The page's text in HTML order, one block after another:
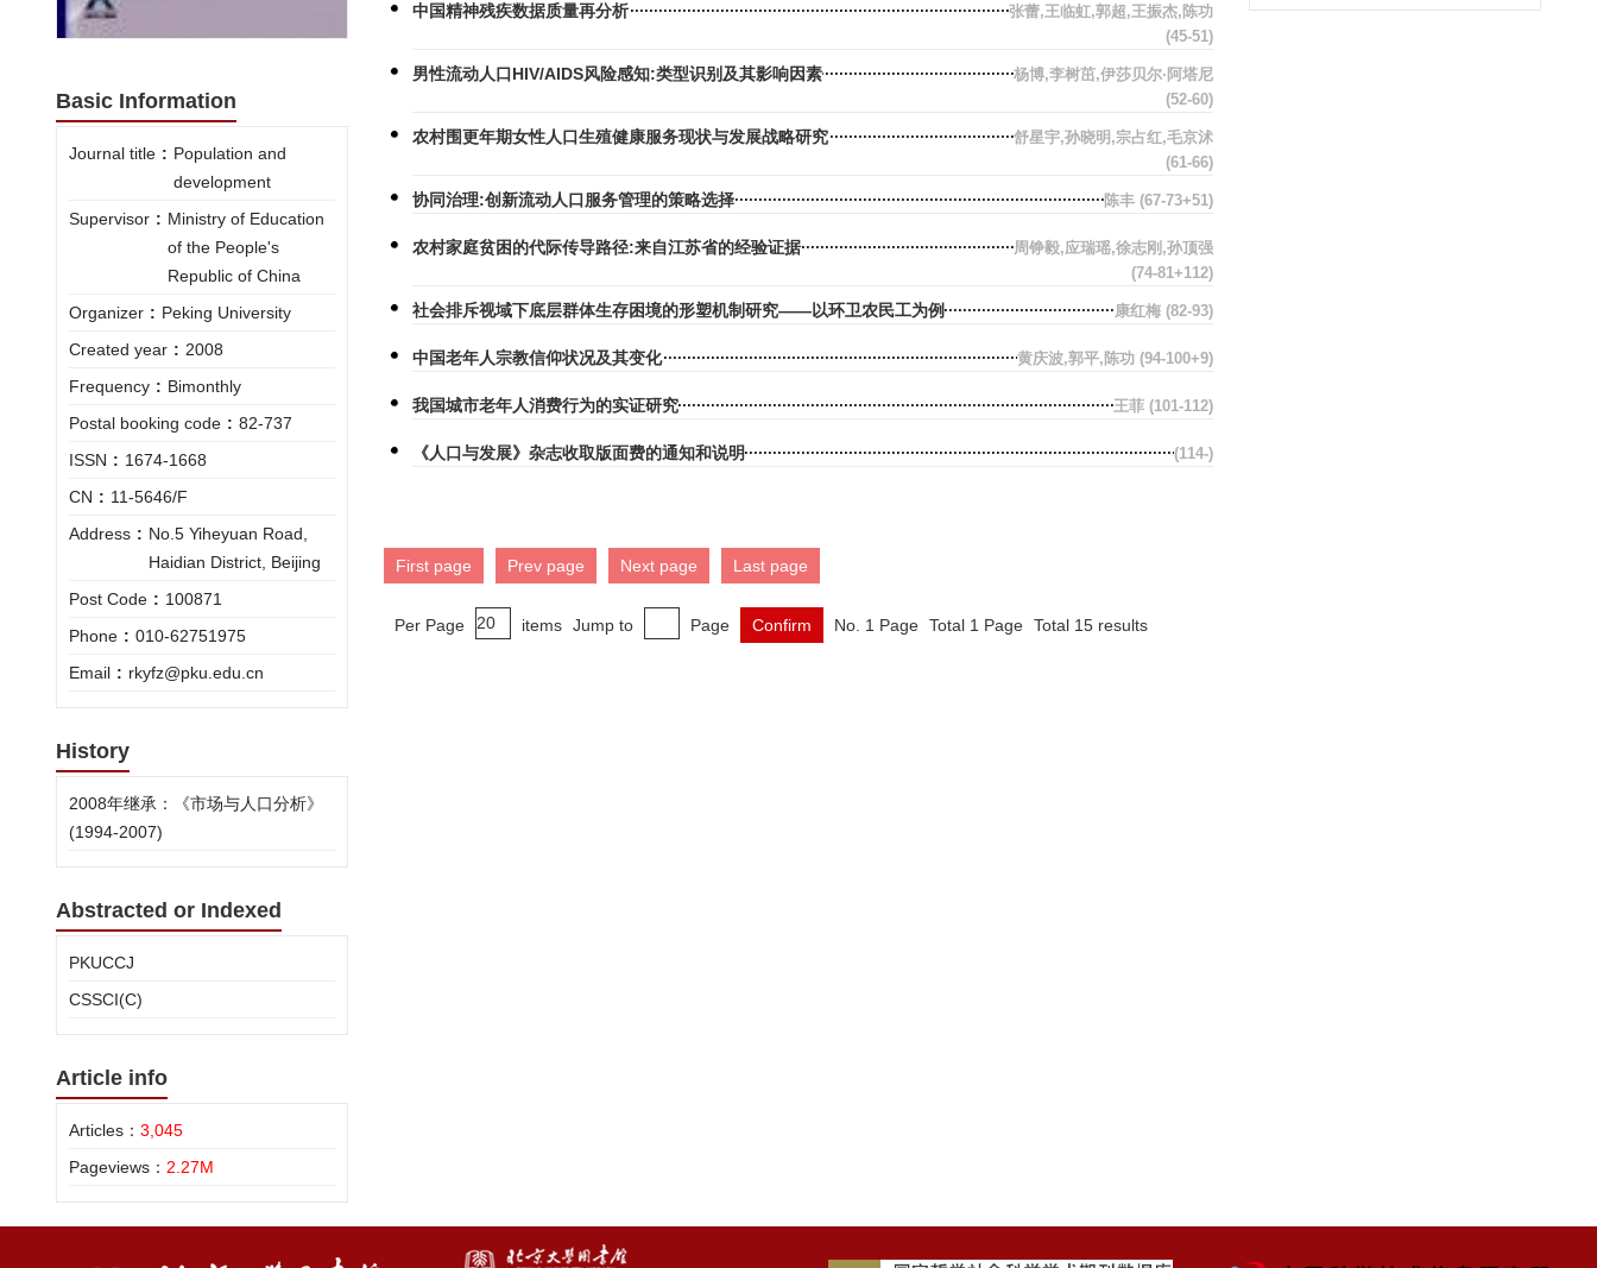
Basic Information
Journal title : Population and
development
Supervisor : Ministry of Education
of the People's
Republic of China
Organizer : Peking University
Created year : 2008
Frequency : Bimonthly
Postal booking code : 82-737
ISSN : 1674-1668
CN : 11-5646/F
Address : No.5 Yiheyuan Road,
Haidian District, Beijing
Post Code : 100871
Phone : 010-62751975
Email : rkyfz@pku.edu.cn
History
2008年继承：《市场与人口分析》
(1994-2007)
Abstracted or Indexed
PKUCCJ
CSSCI(C)
Article info
Articles： 3,045
Pageviews： 2.27M
中国精神残疾数据质量再分析
张蕾,王临虹,郭超,王振杰,陈功
(45-51)
男性流动人口HIV/AIDS风险感知:类型识别及其影响因素
杨博,李树茁,伊莎贝尔·阿塔尼
(52-60)
农村围更年期女性人口生殖健康服务现状与发展战略研究
舒星宇,孙晓明,宗占红,毛京沭
(61-66)
协同治理:创新流动人口服务管理的策略选择 陈丰 (67-73+51)
农村家庭贫困的代际传导路径:来自江苏省的经验证据
周铮毅,应瑞瑶,徐志刚,孙顶强
(74-81+112)
社会排斥视域下底层群体生存困境的形塑机制研究——以环卫农民工为例 康红梅 (82-93)
中国老年人宗教信仰状况及其变化 黄庆波,郭平,陈功 (94-100+9)
我国城市老年人消费行为的实证研究 王菲 (101-112)
《人口与发展》杂志收取版面费的通知和说明 (114-)
First page Prev page Next page Last page
Per Page items Jump to Page Confirm No. 1 Page Total 1 Page Total 15 results